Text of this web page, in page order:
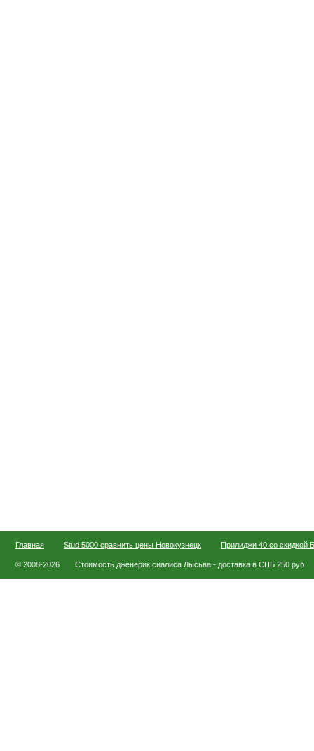
Главная Stud 5000 сравнить цены Новокузнецк Прилиджи 40 со скидкой
© 2008-2026 Стоимость дженерик сиалиса Лысьва - доставка в СПБ 250 руб